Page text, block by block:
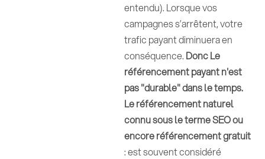
entendu). Lorsque vos
campagnes s’arrêtent, votre
trafic payant diminuera en
conséquence. Donc Le
référencement payant n'est
pas "durable" dans le temps.
Le référencement naturel
connu sous le terme SEO ou
encore référencement gratuit
: est souvent considéré